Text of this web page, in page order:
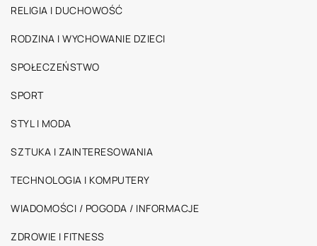
RELIGIA I DUCHOWOŚĆ
RODZINA I WYCHOWANIE DZIECI
SPOŁECZEŃSTWO
SPORT
STYL I MODA
SZTUKA I ZAINTERESOWANIA
TECHNOLOGIA I KOMPUTERY
WIADOMOŚCI / POGODA / INFORMACJE
ZDROWIE I FITNESS